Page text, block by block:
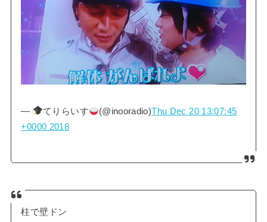
— てりらいす (@inooradio)Thu Dec 20 13:07:45
+0000 2018
柱で壁ドン